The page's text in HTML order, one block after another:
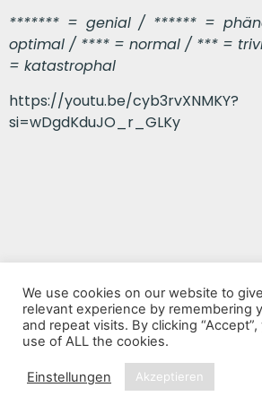
******* = genial / ****** =
optimal / **** = normal / *** =
= katastrophal
https://youtu.be/cyb3rvXNMKY?
si=wDgdKduJO_r_GLKy
VORHERIGER BEITRAG
Falatô
We use cookies on our website to
relevant experience by remembering
and repeat visits. By clicking
use of ALL the cookies.
Einstellungen Akzeptieren